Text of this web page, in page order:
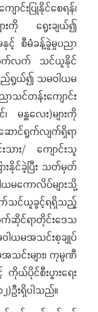
ာင်းပြုနိုင်စေရန်၊
ားကို ရွေးချယ်၍
င့် စီမံခန့်ခွဲမှုပညာ
ဆက်လက် သင်ယူနိုင်
ည်ရွယ်၍ သမဝါယမ
သင်တန်းကျောင်း
မန္တလေး)များကို
ောင်ရွက်လျက်ရှိရာ
သား/ ကျောင်းသူ
းနိုင်ခဲ့ပြီး သတ်မှတ်
မကောလိပ်များသို့
သင်ယူခွင့်ရရှိသည့်
က်ဆိုင်ရာတိုင်းဒေသ
ဝါယမအသင်းစုချုပ်
သင်းများ၊ ကုမ္ပဏီ
ကိုယ်ပိုင်စီးပွားရေး
)ဦးရှိပါသည်။